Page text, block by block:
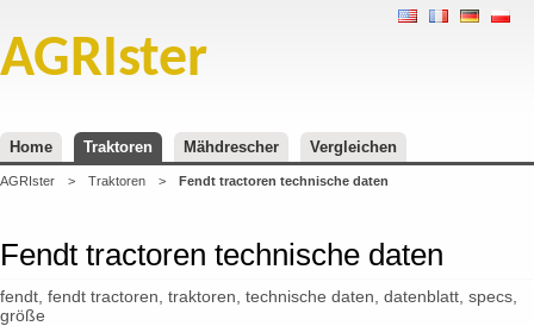
AGRIster
Home Traktoren Mähdrescher Vergleichen
AGRIster > Traktoren > Fendt tractoren technische daten
Fendt tractoren technische daten
fendt, fendt tractoren, traktoren, technische daten, datenblatt, specs,
größe